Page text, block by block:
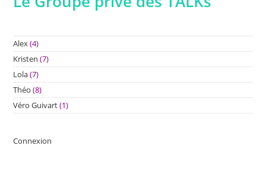
Alex(4)
Kristen (7)
Lola(7)
Théo (8)
Véro Guivart(1)
Connexion